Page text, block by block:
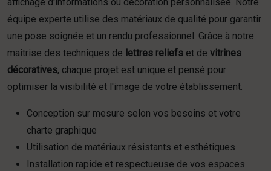
équipe experte utilise des matériaux de qualité pour garantir
une pose soignée et un rendu professionnel. Grâce à notre
maîtrise des techniques de lettres reliefs et de vitrines
décoratives, chaque projet est unique et pensé pour
optimiser la visibilité et l'image de votre établissement.
Conception sur mesure selon vos besoins et votre
charte graphique
Utilisation de matériaux résistants et esthétiques
Installation rapide et respectueuse de vos espaces